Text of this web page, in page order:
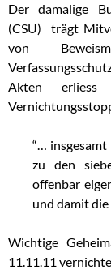
Der damalige
(CSU) trägt
von
Akten erliess
“… insgesamt
zu den
offenbar
und damit die
Wichtige
11.11.11